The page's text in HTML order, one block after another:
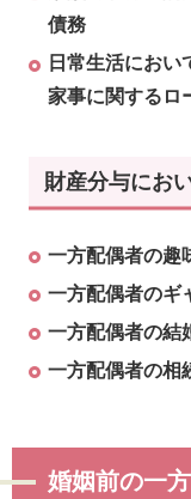
債務
日常生活におい
家事に関するロ
財産分与にお
一方配偶者の趣
一方配偶者のギ
一方配偶者の結
一方配偶者の相
婚姻前の一